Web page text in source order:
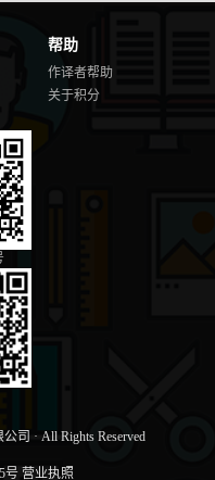
帮助
作译者帮助
关于积分
司 · All Rights Reserved
号 营业执照